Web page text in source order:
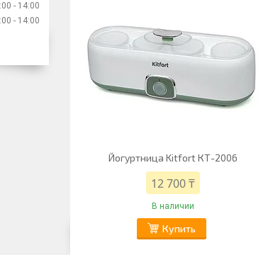
Йогуртница Kitfort КТ-2006
12 700 ₸
В наличии
Купить
14:00
14:00